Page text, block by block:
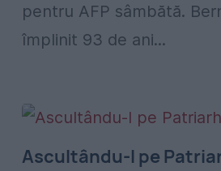
pentru AFP sâmbătă.
împlinit 93 de ani...
Ascultându-l pe